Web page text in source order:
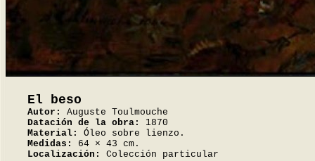
El beso
Autor:
Auguste Toulmouche
Datación de la obra:
1870
Material:
Óleo sobre lienzo.
Medidas:
64 × 43 cm.
Localización:
Colección particular